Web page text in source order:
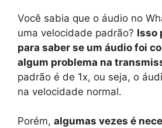
Você sabia que o áudio no
uma velocidade padrão? Isso
para saber se um áudio foi
algum problema na
padrão é de 1x, ou seja, o
na velocidade normal.
Porém, algumas vezes é